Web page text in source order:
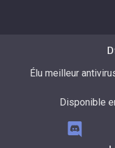
Élu meilleur
Disponible